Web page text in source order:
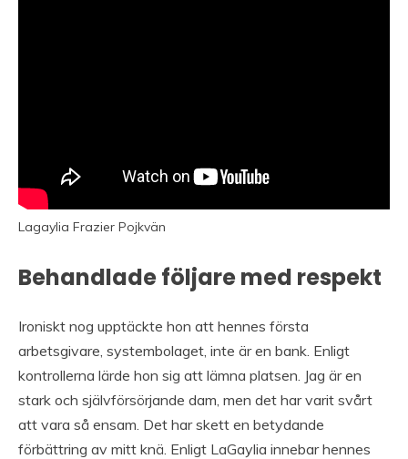
Lagaylia Frazier Pojkvän
Behandlade följare med respekt
Ironiskt nog upptäckte hon att hennes första
arbetsgivare, systembolaget, inte är en bank. Enligt
kontrollerna lärde hon sig att lämna platsen. Jag är en
stark och självförsörjande dam, men det har varit svårt
att vara så ensam. Det har skett en betydande
förbättring av mitt knä. Enligt LaGaylia innebar hennes